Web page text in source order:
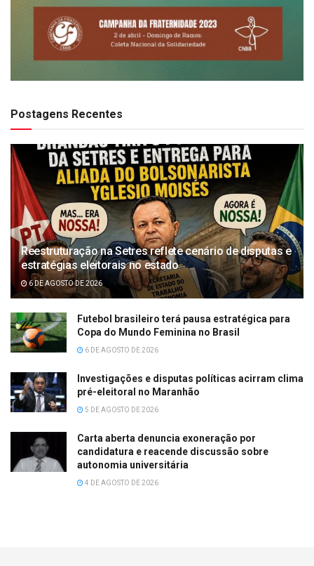
Postagens Recentes
Reestruturação na Setres reflete cenário de disputas e
estratégias eleitorais no estado
6 DE AGOSTO DE 2026
Futebol brasileiro terá pausa estratégica para
Copa do Mundo Feminina no Brasil
6 DE AGOSTO DE 2026
Investigações e disputas políticas acirram clima
pré-eleitoral no Maranhão
5 DE AGOSTO DE 2026
Carta aberta denuncia exoneração por
candidatura e reacende discussão sobre
autonomia universitária
4 DE AGOSTO DE 2026